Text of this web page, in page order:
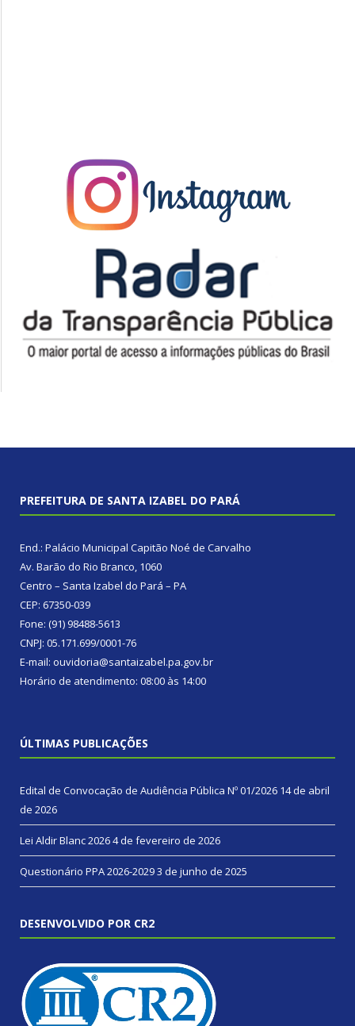
PREFEITURA DE SANTA IZABEL DO PARÁ
End.: Palácio Municipal Capitão Noé de Carvalho
Av. Barão do Rio Branco, 1060
Centro – Santa Izabel do Pará – PA
CEP: 67350-039
Fone: (91) 98488-5613
CNPJ: 05.171.699/0001-76
E-mail: ouvidoria@santaizabel.pa.gov.br
Horário de atendimento: 08:00 às 14:00
ÚLTIMAS PUBLICAÇÕES
Edital de Convocação de Audiência Pública Nº 01/2026 14 de abril
de 2026
Lei Aldir Blanc 20264 de fevereiro de 2026
Questionário PPA 2026-20293 de junho de 2025
DESENVOLVIDO POR CR2